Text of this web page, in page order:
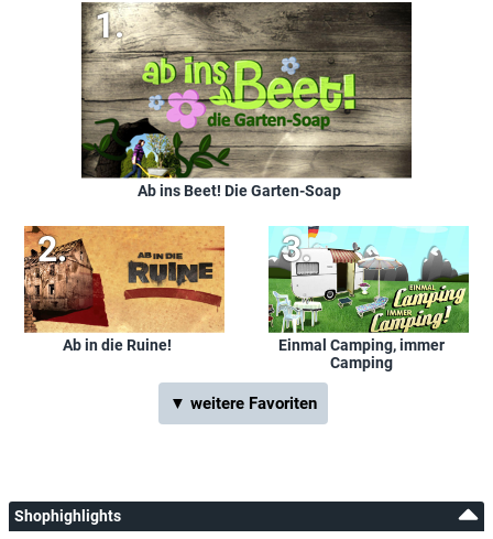
Ab ins Beet! Die Garten-Soap
Ab in die Ruine!
Einmal Camping, immer
Camping
▼ weitere Favoriten
Shophighlights